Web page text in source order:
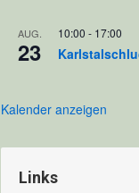
AUG.
23
10:00 - 17:00
Kalender anzeigen
Links